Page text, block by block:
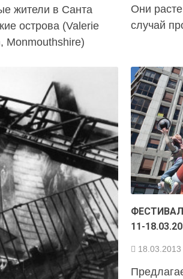
жители в Санта
острова (Valerie
Monmouthshire)
Они
случай
11-
18.03.2013